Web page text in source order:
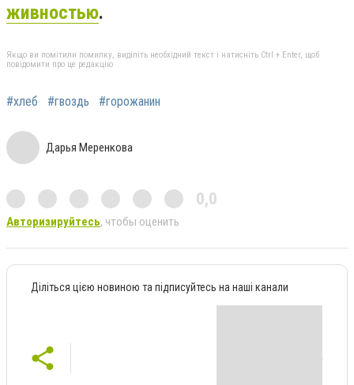
живностью.
Якщо ви помітили помилку, виділіть необхідний текст і натисніть Ctrl + Enter, щоб
повідомити про це редакцію
#хлеб #гвоздь #горожанин
Дарья Меренкова
0,0
Авторизируйтесь, чтобы оценить
Діліться цією новиною та підписуйтесь на наші канали